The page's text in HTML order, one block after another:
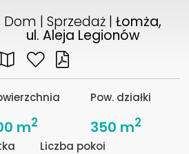
Dom | Sprzedaż | Łomża,
ul. Aleja Legionów
m2
Pow. działki
350 m2
Liczba pokoi